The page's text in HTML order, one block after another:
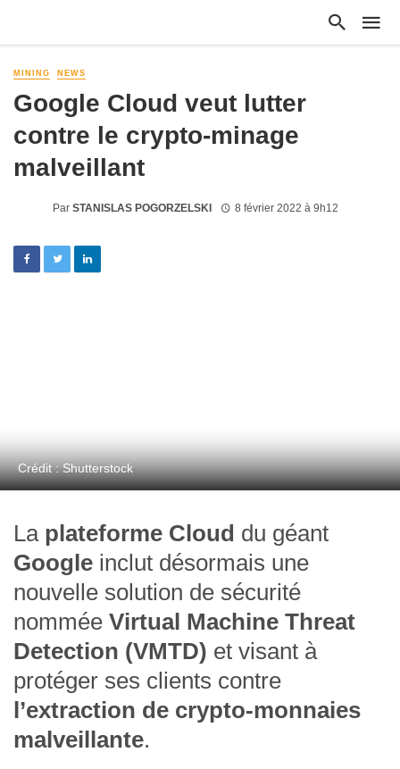
MINING NEWS
Google Cloud veut lutter
contre le crypto-minage
malveillant
Par STANISLAS POGORZELSKI 8 février 2022 à 9h12
Crédit : Shutterstock
La plateforme Cloud du géant
Google inclut désormais une
nouvelle solution de sécurité
nommée Virtual Machine Threat
Detection (VMTD) et visant à
protéger ses clients contre
l’extraction de crypto-monnaies
malveillante.